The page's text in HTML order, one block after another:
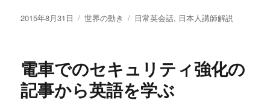
e
b
o
k
e
a
n
有
投
2015年8月31日
カ
ー
世界の動き
タ
日常英会話, 日本人講師解説
電車でのセキュリティ強化の
記事から英語を学ぶ